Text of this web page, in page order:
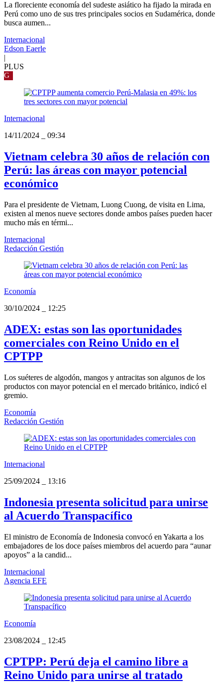
La floreciente economía del sudeste asiático ha fijado la mirada en
Perú como uno de sus tres principales socios en Sudamérica, donde
busca aumen...
Internacional
Edson Eaerle
|
PLUS
G
Internacional
14/11/2024
09:34
Vietnam celebra 30 años de relación con
Perú: las áreas con mayor potencial
económico
Para el presidente de Vietnam, Luong Cuong, de visita en Lima,
existen al menos nueve sectores donde ambos países pueden hacer
mucho más en térmi...
Internacional
Redacción Gestión
Economía
30/10/2024
12:25
ADEX: estas son las oportunidades
comerciales con Reino Unido en el
CPTPP
Los suéteres de algodón, mangos y antracitas son algunos de los
productos con mayor potencial en el mercado británico, indicó el
gremio.
Economía
Redacción Gestión
Internacional
25/09/2024
13:16
Indonesia presenta solicitud para unirse
al Acuerdo Transpacífico
El ministro de Economía de Indonesia convocó en Yakarta a los
embajadores de los doce países miembros del acuerdo para “aunar
apoyos” a la candid...
Internacional
Agencia EFE
Economía
23/08/2024
12:45
CPTPP: Perú deja el camino libre a
Reino Unido para unirse al tratado